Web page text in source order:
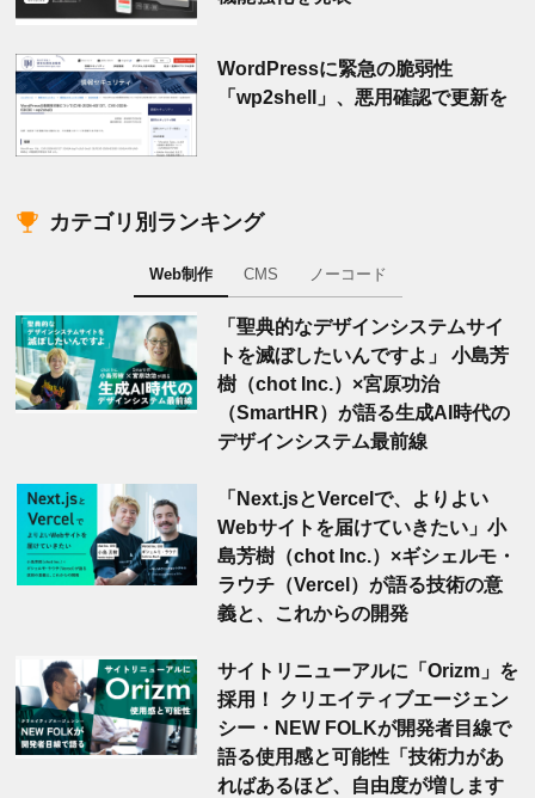
WordPressに緊急の脆弱性
「wp2shell」、悪用確認で更新を
カテゴリ別ランキング
Web制作 CMS ノーコード
「聖典的なデザインシステムサイ
トを滅ぼしたいんですよ」 小島芳
樹（chot Inc.）×宮原功治
（SmartHR）が語る生成AI時代の
デザインシステム最前線
「Next.jsとVercelで、よりよい
Webサイトを届けていきたい」小
島芳樹（chot Inc.）×ギシェルモ・
ラウチ（Vercel）が語る技術の意
義と、これからの開発
サイトリニューアルに「Orizm」を
採用！ クリエイティブエージェン
シー・NEW FOLKが開発者目線で
語る使用感と可能性「技術力があ
ればあるほど、自由度が増します